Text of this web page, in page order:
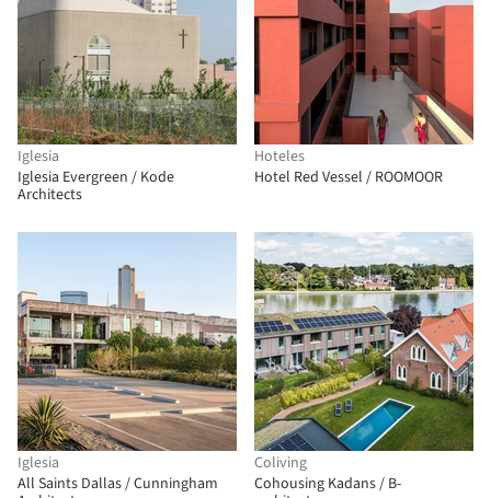
Iglesia
Iglesia Evergreen / Kode
Architects
Hoteles
Hotel Red Vessel / ROOMOOR
Iglesia
All Saints Dallas / Cunningham
Coliving
Cohousing Kadans / B-